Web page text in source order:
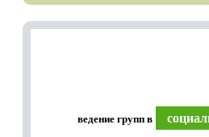
ведение групп в